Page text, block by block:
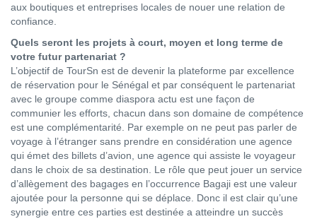
aux boutiques et entreprises locales de nouer une relation de
confiance.
Quels seront les projets à court, moyen et long terme de
votre futur partenariat ?
L’objectif de TourSn est de devenir la plateforme par excellence
de réservation pour le Sénégal et par conséquent le partenariat
avec le groupe comme diaspora actu est une façon de
communier les efforts, chacun dans son domaine de compétence
est une complémentarité. Par exemple on ne peut pas parler de
voyage à l’étranger sans prendre en considération une agence
qui émet des billets d’avion, une agence qui assiste le voyageur
dans le choix de sa destination. Le rôle que peut jouer un service
d’allègement des bagages en l’occurrence Bagaji est une valeur
ajoutée pour la personne qui se déplace. Donc il est clair qu’une
synergie entre ces parties est destinée a atteindre un succès